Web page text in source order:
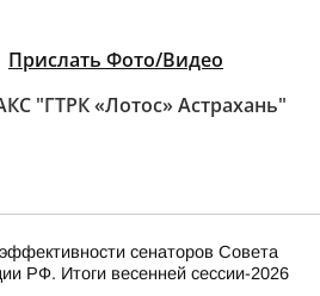
Прислать Фото/Видео
"ГТРК «Лотос» Астрахань"
сенаторов Совета
РФ. Итоги весенней сессии-2026